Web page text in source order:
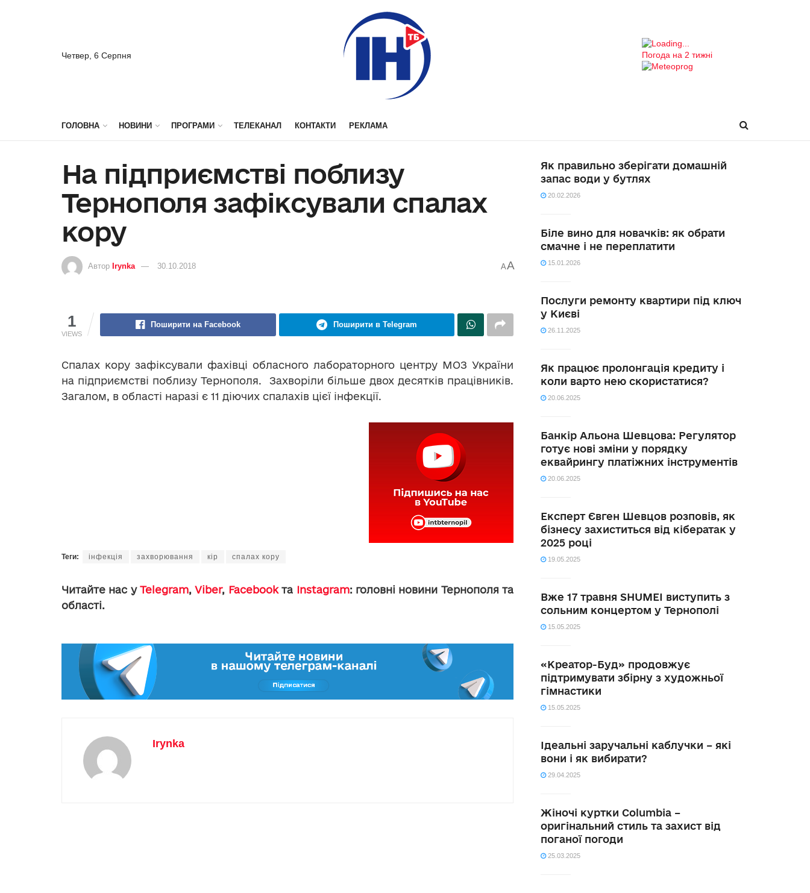
Четвер, 6 Серпня Погода на 2 тижні
ГОЛОВНА НОВИНИ ПРОГРАМИ ТЕЛЕКАНАЛ КОНТАКТИ РЕКЛАМА
На підприємстві поблизу
Тернополя зафіксували спалах
кору
Автор Irynka 30.10.2018 AA
1
VIEWS
Поширити на Facebook Поширити в Telegram
Спалах кору зафіксували фахівці обласного лабораторного центру МОЗ України
на підприємстві поблизу Тернополя. Захворіли більше двох десятків працівників.
Загалом, в області наразі є 11 діючих спалахів цієї інфекції.
Теги: інфекція захворювання кір спалах кору
Читайте нас уTelegram,Viber, Facebookта Instagram: головні новини Тернополя та
області.
Irynka
Як правильно зберігати домашній
запас води у бутлях
20.02.2026
Біле вино для новачків: як обрати
смачне і не переплатити
15.01.2026
Послуги ремонту квартири під ключ
у Києві
26.11.2025
Як працює пролонгація кредиту і
коли варто нею скористатися?
20.06.2025
Банкір Альона Шевцова: Регулятор
готує нові зміни у порядку
еквайрингу платіжних інструментів
20.06.2025
Експерт Євген Шевцов розповів, як
бізнесу захиститься від кібератак у
2025 році
19.05.2025
Вже 17 травня SHUMEI виступить з
сольним концертом у Тернополі
15.05.2025
«Креатор-Буд» продовжує
підтримувати збірну з художньої
гімнастики
15.05.2025
Ідеальні заручальні каблучки – які
вони і як вибирати?
29.04.2025
Жіночі куртки Columbia –
оригінальний стиль та захист від
поганої погоди
25.03.2025